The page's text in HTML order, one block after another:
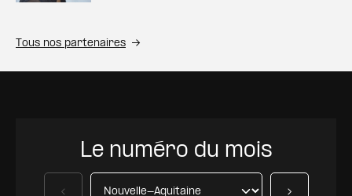
Tous nos partenaires
Le numéro du mois